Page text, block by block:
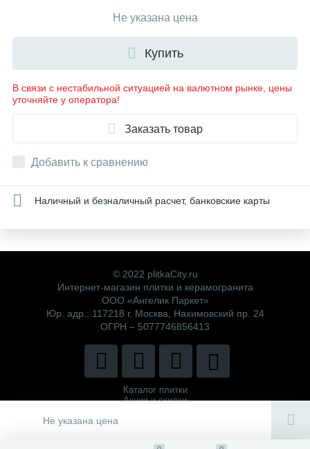
Не указана цена
Не указана цена
Купить
В связи с нестабильной ситуацией на валютном рынке, цены
уточняйте у оператора!
Заказать товар
Добавить к сравнению
Наличный и безналичный расчет, банковские карты
© 2022 plitkaCity.ru
Интернет-магазин плитки и керамогранита
ООО «Ангелик Паркет»
Юр. адр.: 117218 г. Москва, Нахимовский пр. 24
ОГРН – 5077746856413
Каталог плитки
Акции и скидки